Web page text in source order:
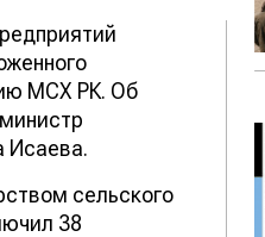
МСХ РК. Об
Исаева.
сельского
38